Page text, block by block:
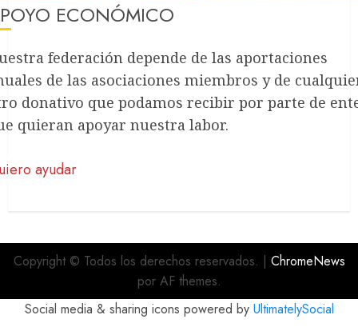
ECONÓMICO
federación depende de las aportaciones
de las asociaciones miembros y de
donativo que podamos recibir por parte de
quieran apoyar nuestra labor.
ayudar
Copyright © Todos los derechos reservados. | ChromeNews
por AF themes.
Social media & sharing icons powered by UltimatelySocial